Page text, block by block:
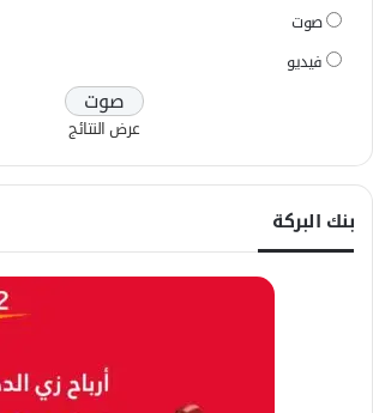
صوت
فيديو
عرض النتائج
بنك البركة